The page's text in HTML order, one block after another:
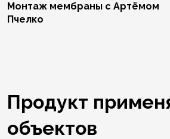
Монтаж мембраны с Артёмом
Пчелко
Продукт
объектов